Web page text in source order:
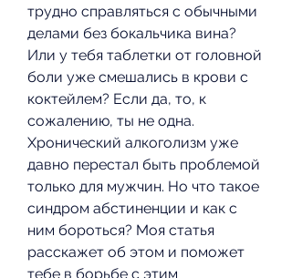
трудно справляться с обычными
делами без бокальчика вина?
Или у тебя таблетки от головной
боли уже смешались в крови с
коктейлем? Если да, то, к
сожалению, ты не одна.
Хронический алкоголизм уже
давно перестал быть проблемой
только для мужчин. Но что такое
синдром абстиненции и как с
ним бороться? Моя статья
расскажет об этом и поможет
тебе в борьбе с этим